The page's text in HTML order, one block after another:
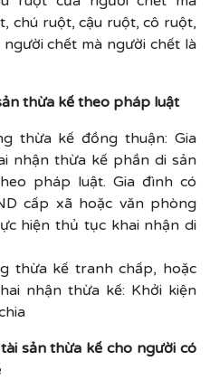
chú ruột, cậu ruột, cô ruột,
chết mà người chết là
thừa kế theo pháp luật
thừa kế đồng thuận: Gia
nhận thừa kế phần di sản
pháp luật. Gia đình có
cấp xã hoặc văn phòng
hiện thủ tục khai nhận di
thừa kế tranh chấp, hoặc
nhận thừa kế: Khởi kiện
sản thừa kế cho người có